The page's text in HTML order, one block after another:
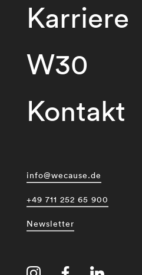
Karriere
W30
Kontakt
info@wecause.de
+49 711 252 65 900
Newsletter